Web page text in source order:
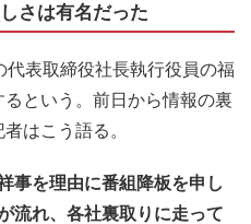
さは有名だった
表取締役社長執行役員の福
という。前日から情報の裏
はこう語る。
事を理由に番組降板を申し
流れ、各社裏取りに走って